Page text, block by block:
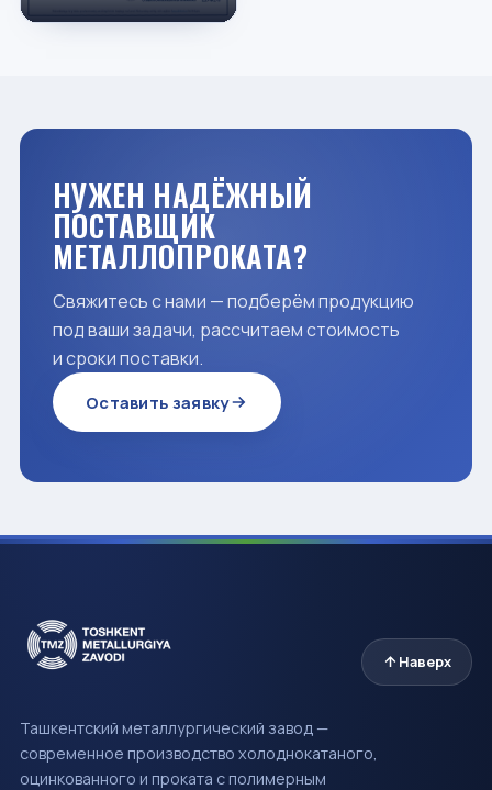
НУЖЕН НАДЁЖНЫЙ
ПОСТАВЩИК
МЕТАЛЛОПРОКАТА?
Свяжитесь с нами — подберём продукцию
под ваши задачи, рассчитаем стоимость
и сроки поставки.
Оставить заявку
Наверх
Ташкентский металлургический завод —
современное производство холоднокатаного,
оцинкованного и проката с полимерным